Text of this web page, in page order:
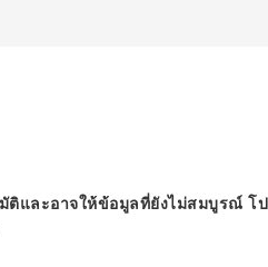
และอาจให้ข้อมูลที่ยังไม่สมบูรณ์ โ